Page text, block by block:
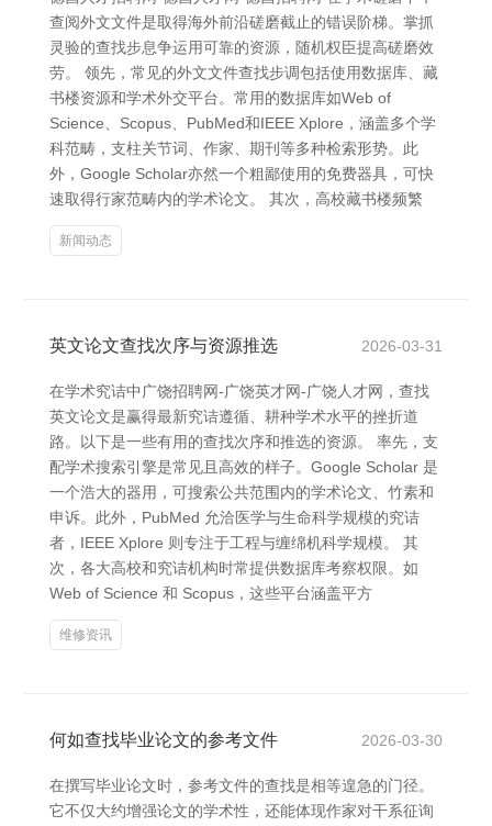
查阅外文文件是取得海外前沿磋磨截止的错误阶梯。掌抓
灵验的查找步息争运用可靠的资源，随机权臣提高磋磨效
劳。 领先，常见的外文文件查找步调包括使用数据库、藏
书楼资源和学术外交平台。常用的数据库如Web of
Science、Scopus、PubMed和IEEE Xplore，涵盖多个学
科范畴，支柱关节词、作家、期刊等多种检索形势。此
外，Google Scholar亦然一个粗鄙使用的免费器具，可快
速取得行家范畴内的学术论文。 其次，高校藏书楼频繁
新闻动态
英文论文查找次序与资源推选 2026-03-31
在学术究诘中广饶招聘网-广饶英才网-广饶人才网，查找
英文论文是赢得最新究诘遵循、耕种学术水平的挫折道
路。以下是一些有用的查找次序和推选的资源。 率先，支
配学术搜索引擎是常见且高效的样子。Google Scholar 是
一个浩大的器用，可搜索公共范围内的学术论文、竹素和
申诉。此外，PubMed 允洽医学与生命科学规模的究诘
者，IEEE Xplore 则专注于工程与缠绵机科学规模。 其
次，各大高校和究诘机构时常提供数据库考察权限。如
Web of Science 和 Scopus，这些平台涵盖平方
维修资讯
何如查找毕业论文的参考文件 2026-03-30
在撰写毕业论文时，参考文件的查找是相等遑急的门径。
它不仅大约增强论文的学术性，还能体现作家对干系征询